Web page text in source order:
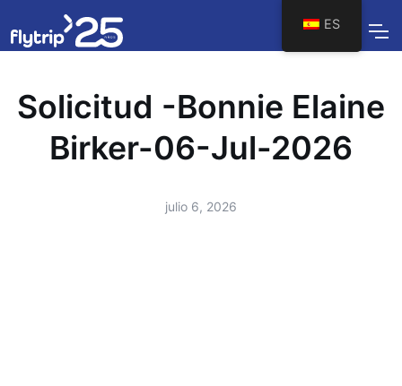
Solicitud -Bonnie Elaine
Birker-06-Jul-2026
julio 6, 2026
ES